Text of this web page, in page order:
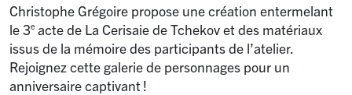
Christophe Grégoire propose une création entermelant
le 3e acte de La Cerisaie de Tchekov et des matériaux
issus de la mémoire des participants de l’atelier.
Rejoignez cette galerie de personnages pour un
anniversaire captivant!